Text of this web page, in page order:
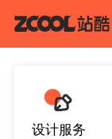
设计服务